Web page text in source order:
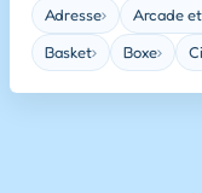
Adresse› Arcade
Basket› Boxe›